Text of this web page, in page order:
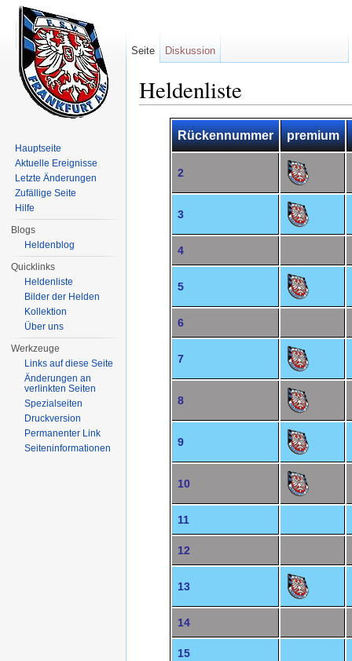
Heldenliste
Rückennummer premium
2
3
4
5
6
7
8
9
10
11
12
13
14
15
Seite Diskussion
Hauptseite
Aktuelle Ereignisse
Letzte Änderungen
Zufällige Seite
Hilfe
Blogs
Heldenblog
Quicklinks
Heldenliste
Bilder der Helden
Kollektion
Über uns
Werkzeuge
Links auf diese Seite
Änderungen an
verlinkten Seiten
Spezialseiten
Druckversion
Permanenter Link
Seiten­informationen